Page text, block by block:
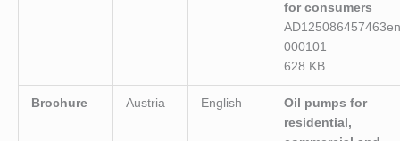
for consumers
000101
628 KB
Brochure Austria English
Oil pumps for
residential,